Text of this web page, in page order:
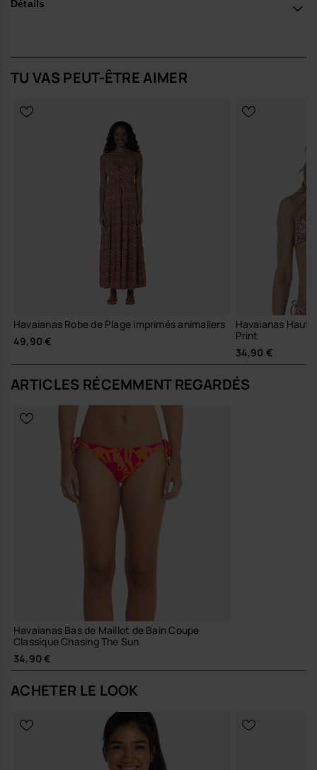
Détails
TU VAS PEUT-ÊTRE AIMER
Havaianas Robe de Plage imprimés animaliers
49,90 €
Havaianas Haut
Print
34,90 €
ARTICLES RÉCEMMENT REGARDÉS
Havaianas Bas de Maillot de Bain Coupe
Classique Chasing The Sun
34,90 €
ACHETER LE LOOK